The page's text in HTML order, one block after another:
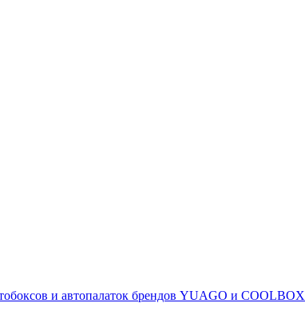
и автопалаток брендов YUAGO и COOLBOX